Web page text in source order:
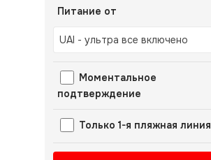
Питание от
UAI - ультра все включено
Моментальное
подтверждение
Только 1-я пляжная линия